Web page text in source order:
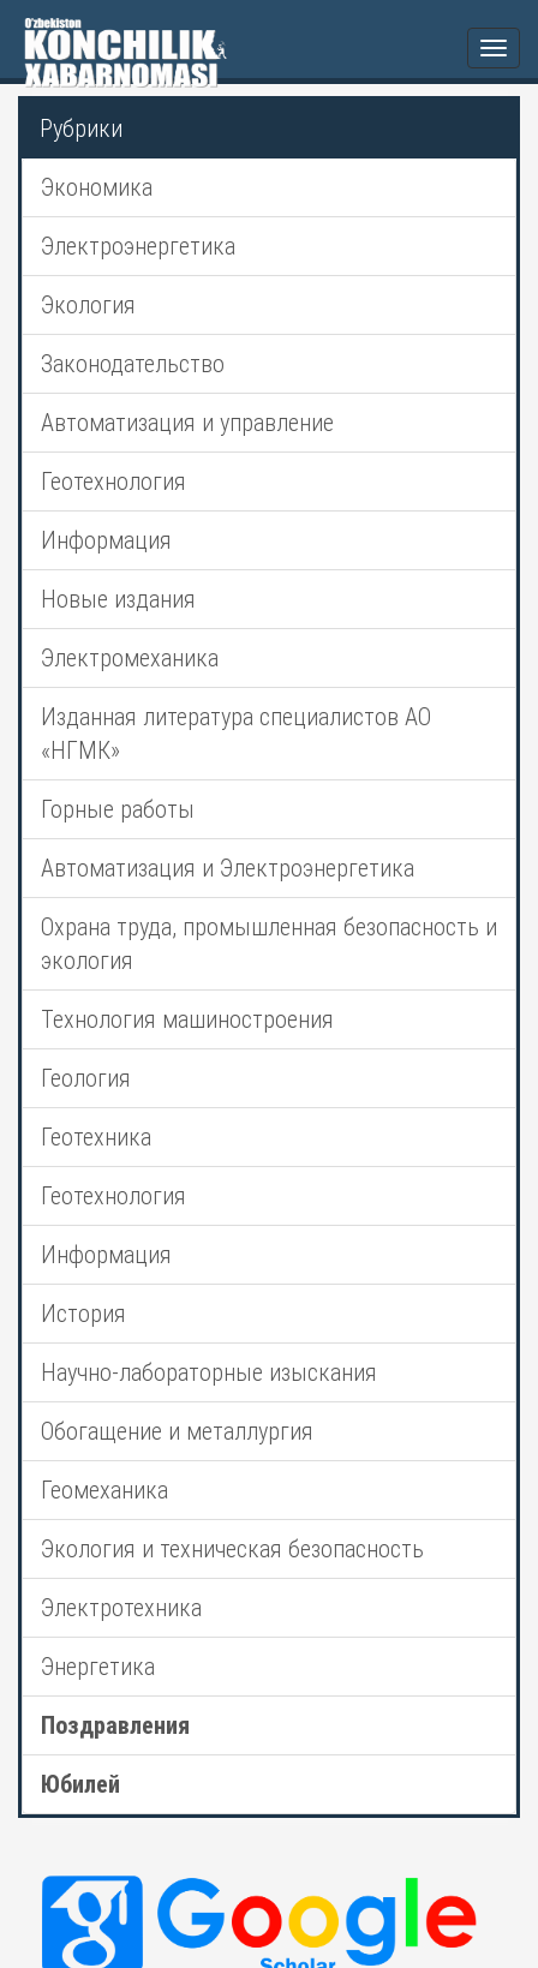
Рубрики
Экономика
Электроэнергетика
Экология
Законодательство
Автоматизация и управление
Геотехнология
Информация
Новые издания
Электромеханика
Изданная литература специалистов АО
«НГМК»
Горные работы
Автоматизация и Электроэнергетика
Охрана труда, промышленная безопасность и
экология
Технология машиностроения
Геология
Геотехника
Геотехнология
Информация
История
Научно-лабораторные изыскания
Обогащение и металлургия
Геомеханика
Экология и техническая безопасность
Электротехника
Энергетика
Поздравления
Юбилей